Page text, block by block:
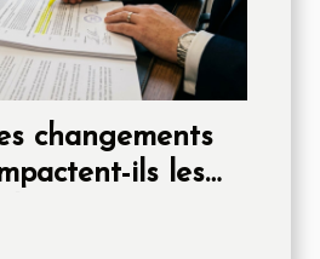
changements
ils les
location ?